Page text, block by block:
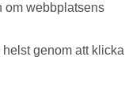
om webbplatsens
genom att klicka